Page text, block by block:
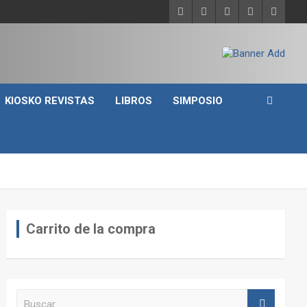
KIOSKO REVISTAS LIBROS SIMPOSIO
Carrito de la compra